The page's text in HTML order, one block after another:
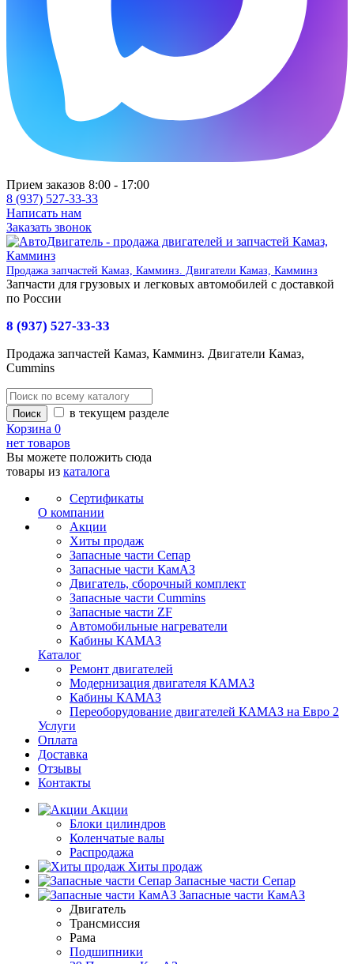
Прием заказов 8:00 - 17:00
8 (937) 527-33-33
Написать нам
Заказать звонок
Продажа запчастей Камаз, Камминз. Двигатели Камаз, Камминз
Запчасти для грузовых и легковых автомобилей с доставкой
по России
8 (937) 527-33-33
Продажа запчастей Камаз, Камминз. Двигатели Камаз,
Cummins
в текущем разделе
Корзина 0
нет товаров
Вы можете положить сюда
товары из каталога
Сертификаты
О компании
Акции
Хиты продаж
Запасные части Сепар
Запасные части КамАЗ
Двигатель, сборочный комплект
Запасные части Cummins
Запасные части ZF
Автомобильные нагреватели
Кабины КАМАЗ
Каталог
Ремонт двигателей
Модернизация двигателя КАМАЗ
Кабины КАМАЗ
Переоборудование двигателей КАМАЗ на Евро 2
Услуги
Оплата
Доставка
Отзывы
Контакты
Акции
Блоки цилиндров
Коленчатые валы
Распродажа
Хиты продаж
Запасные части Сепар
Запасные части КамАЗ
Двигатель
Трансмиссия
Рама
Подшипники